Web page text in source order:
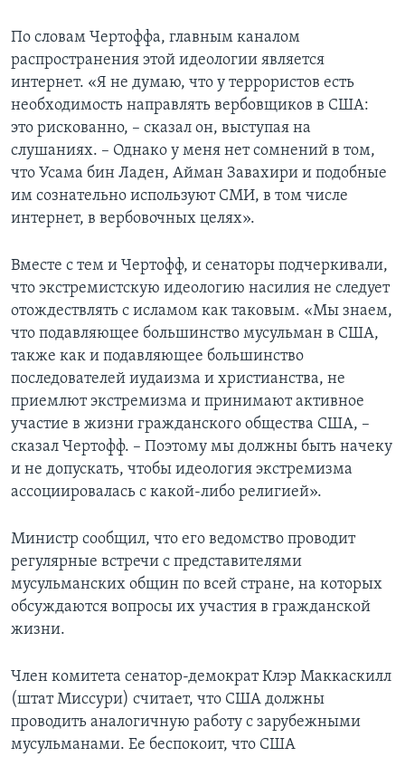
Языки
По словам Чертоффа, главным каналом
распространения этой идеологии является
интернет. «Я не думаю, что у террористов есть
необходимость направлять вербовщиков в США:
это рискованно, – сказал он, выступая на
слушаниях. – Однако у меня нет сомнений в том,
что Усама бин Ладен, Айман Завахири и подобные
им сознательно используют СМИ, в том числе
интернет, в вербовочных целях».
Вместе с тем и Чертофф, и сенаторы подчеркивали,
что экстремистскую идеологию насилия не следует
отождествлять с исламом как таковым. «Мы знаем,
что подавляющее большинство мусульман в США,
также как и подавляющее большинство
последователей иудаизма и христианства, не
приемлют экстремизма и принимают активное
участие в жизни гражданского общества США, –
сказал Чертофф. – Поэтому мы должны быть начеку
и не допускать, чтобы идеология экстремизма
ассоциировалась с какой-либо религией».
Министр сообщил, что его ведомство проводит
регулярные встречи с представителями
мусульманских общин по всей стране, на которых
обсуждаются вопросы их участия в гражданской
жизни.
Член комитета сенатор-демократ Клэр Маккаскилл
(штат Миссури) считает, что США должны
проводить аналогичную работу с зарубежными
мусульманами. Ее беспокоит, что США